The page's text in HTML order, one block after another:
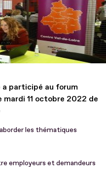
a participé au forum
mardi 11 octobre 2022 de
les thématiques
employeurs et demandeurs